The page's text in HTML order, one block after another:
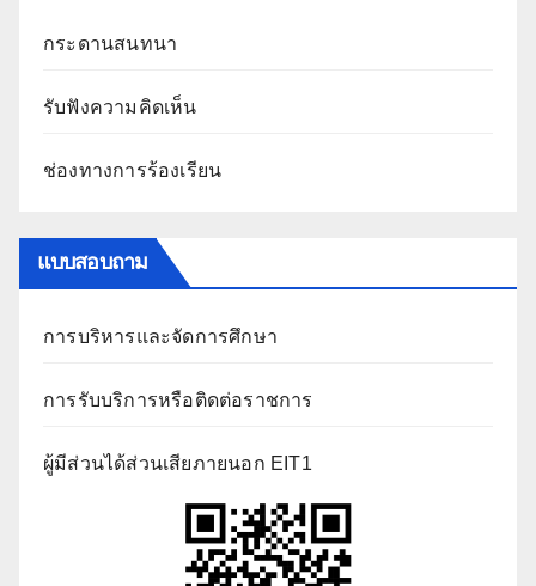
กระดานสนทนา
รับฟังความคิดเห็น
ช่องทางการร้องเรียน
แบบสอบถาม
การบริหารและจัดการศึกษา
การรับบริการหรือติดต่อราชการ
ผู้มีส่วนได้ส่วนเสียภายนอก EIT1